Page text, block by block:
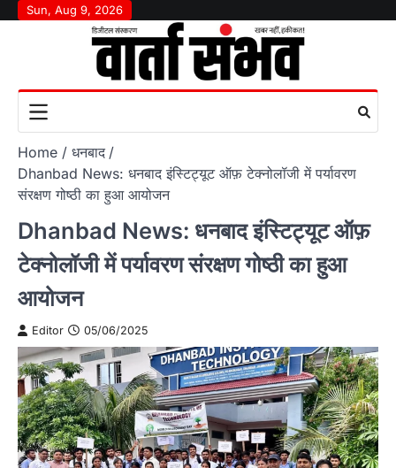
SkipSun, Aug 9, 2026
Home
धनबाद
Dhanbad News: धनबाद इंस्टिट्यूट ऑफ़ टेक्नोलॉजी में पर्यावरण
संरक्षण गोष्ठी का हुआ आयोजन
Dhanbad News: धनबाद इंस्टिट्यूट ऑफ़
टेक्नोलॉजी में पर्यावरण संरक्षण गोष्ठी का हुआ
आयोजन
Editor 05/06/2025